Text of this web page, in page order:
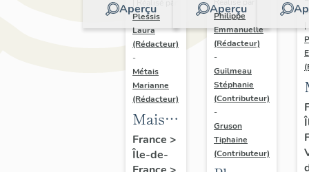
Aperçu
Plessis
Laura
(Rédacteur)
-
Métais
Marianne
(Rédacteur)
Maison
de
villégiature
France >
Île-de-
Aperçu
Philippe
Emmanuelle
(Rédacteur)
-
Guilmeau
Stéphanie
(Contributeur)
-
Gruson
Tiphaine
(Contributeur)
|